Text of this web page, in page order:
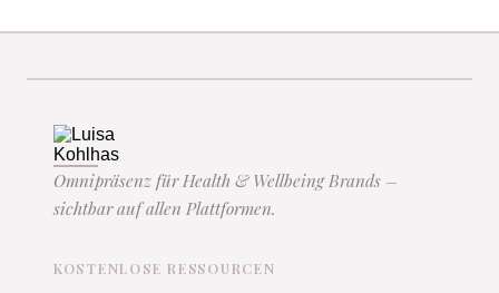
Omnipräsenz für Health & Wellbeing Brands –
sichtbar auf allen Plattformen.
KOSTENLOSE RESSOURCEN